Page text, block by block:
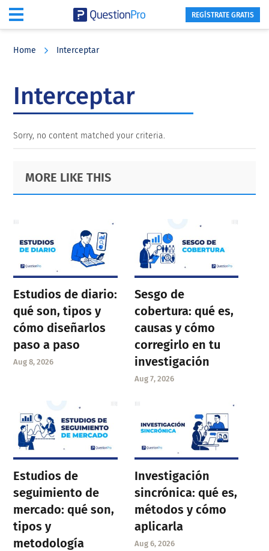
REGÍSTRATE GRATIS
Home Interceptar
Interceptar
Sorry, no content matched your criteria.
Primary
Sidebar
Footer
MORE LIKE THIS
Estudios de diario:
qué son, tipos y
cómo diseñarlos
paso a paso
Aug 8, 2026
Sesgo de
cobertura: qué es,
causas y cómo
corregirlo en tu
investigación
Aug 7, 2026
Estudios de
seguimiento de
mercado: qué son,
tipos y
metodología
Investigación
sincrónica: qué es,
métodos y cómo
aplicarla
Aug 6, 2026